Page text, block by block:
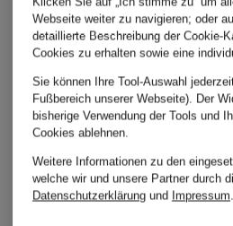
ISABEL
MARANT
Stiefeletten
Webseite weiter zu navigieren; oder
detaillierte Beschreibung der Cookie-
Cookies zu erhalten sowie eine
Sie können Ihre Tool-Auswahl
Fußbereich unserer Webseite). Der
bisherige Verwendung der Tools und
Cookies ablehnen.
Weitere Informationen zu den
welche wir und unsere Partner durch
Datenschutzerklärung und Impressum.